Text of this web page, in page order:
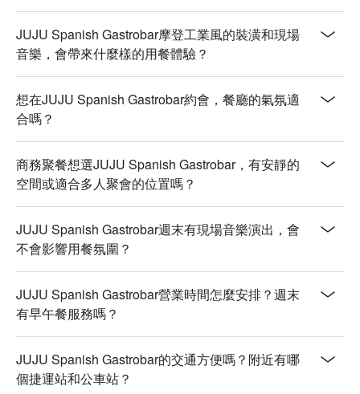
JUJU Spanish Gastrobar摩登工業風的裝潢和現場
音樂，會帶來什麼樣的用餐體驗？
想在JUJU Spanish Gastrobar約會，餐廳的氣氛適
合嗎？
商務聚餐想選JUJU Spanish Gastrobar，有安靜的
空間或適合多人聚會的位置嗎？
JUJU Spanish Gastrobar週末有現場音樂演出，會
不會影響用餐氛圍？
JUJU Spanish Gastrobar營業時間怎麼安排？週末
有早午餐服務嗎？
JUJU Spanish Gastrobar的交通方便嗎？附近有哪
個捷運站和公車站？